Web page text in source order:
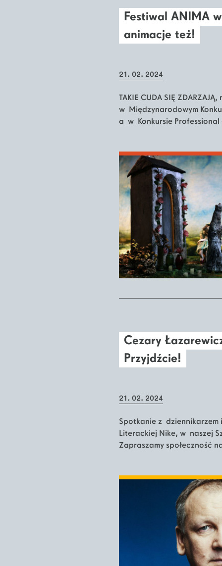
Festiwal ANIMA
animacje też!
21. 02. 2024
TAKIE CUDA SIĘ
w Międzynarodowym
a w Konkursie
Cezary
Przyjdźcie!
21. 02. 2024
Spotkanie z
Literackiej Nike, w naszej
Zapraszamy społeczność